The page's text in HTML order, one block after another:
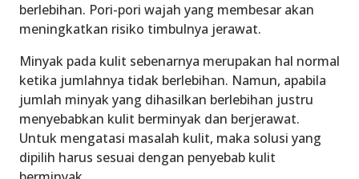
berlebihan. Pori-pori wajah yang membesar akan
meningkatkan risiko timbulnya jerawat.
Minyak pada kulit sebenarnya merupakan hal normal
ketika jumlahnya tidak berlebihan. Namun, apabila
jumlah minyak yang dihasilkan berlebihan justru
menyebabkan kulit berminyak dan berjerawat.
Untuk mengatasi masalah kulit, maka solusi yang
dipilih harus sesuai dengan penyebab kulit